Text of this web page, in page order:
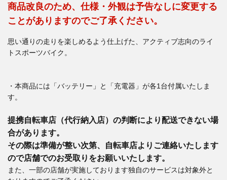
商品改良のため、仕様・外観は予告なしに変更する
ことがありますのでご了承ください。
思い通りの走りを楽しめるよう仕上げた、アクティブ志向のライ
トスポーツバイク。
・本商品には「バッテリー」と「充電器」が各1台付属いたしま
す。
提携自転車店（代行納入店）の判断により配送できない場
合があります。
その際は準備が整い次第、自転車店よりご連絡いたします
ので店舗でのお受取りをお願いいたします。
また、一部の店舗が実施しております独自のサービスは対象外と